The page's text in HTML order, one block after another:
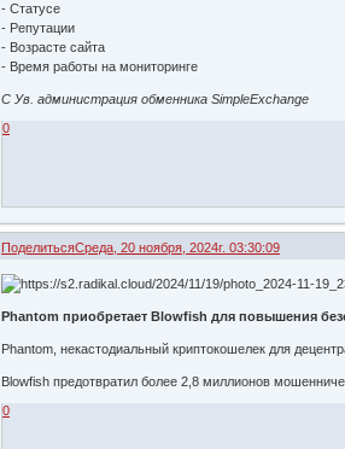
- Статусе
- Репутации
- Возрасте сайта
- Время работы на мониторинге
С Ув. администрация обменника SimpleExchange
0
ПоделитьсяСреда, 20 ноября, 2024г. 03:30:09
Phantom приобретает Blowfish для повышения
Phantom, некастодиальный криптокошелек для
Blowfish предотвратил более 2,8 миллионов
0